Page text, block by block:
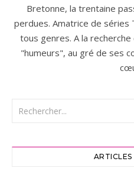
Bretonne, la trentaine
perdues. Amatrice de
tous genres. A la
"humeurs", au gré de ses
ARTICLES